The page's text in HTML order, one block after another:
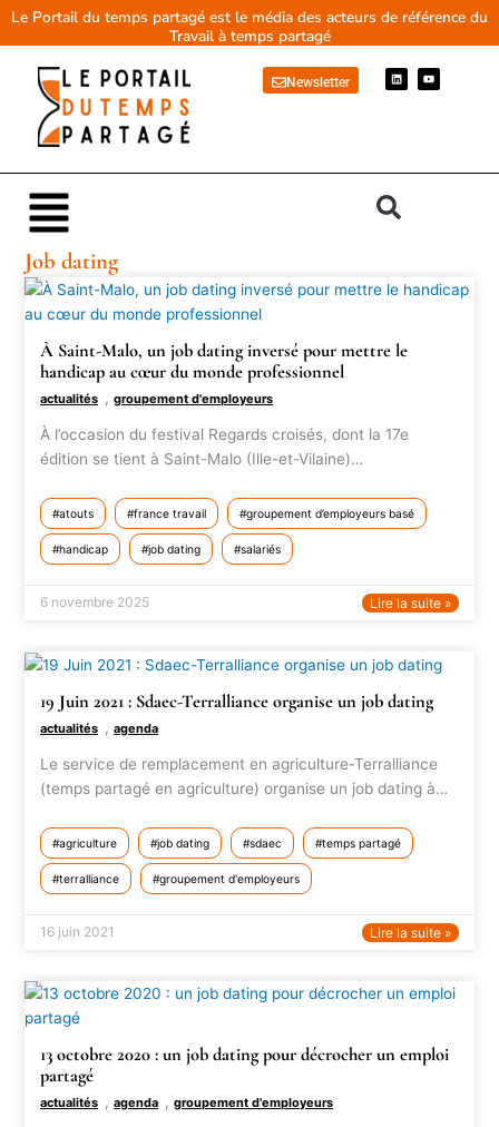
AllerLe Portail du temps partagé est le média des acteurs de référence du
Travail à temps partagé
Newsletter
L
i
n
Y
o
u
Main
Menu
Job dating
À Saint-Malo, un job dating inversé pour mettre le
handicap au cœur du monde professionnel
actualités ,groupement d'employeurs
À l’occasion du festival Regards croisés, dont la 17e
édition se tient à Saint-Malo (Ille-et-Vilaine)…
atouts france travail groupement d’employeurs basé
handicap job dating salariés
6 novembre 2025 Lire la suite »
19 Juin 2021 : Sdaec-Terralliance organise un job dating
actualités ,agenda
Le service de remplacement en agriculture-Terralliance
(temps partagé en agriculture) organise un job dating à…
agriculture job dating sdaec temps partagé
terralliance groupement d'employeurs
16 juin 2021 Lire la suite »
13 octobre 2020 : un job dating pour décrocher un emploi
partagé
actualités ,agenda ,groupement d'employeurs